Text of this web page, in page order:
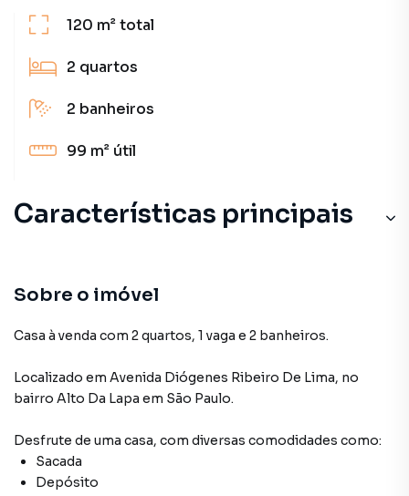
120 m²total
2 quartos
2 banheiros
99 m² útil
Características principais
Sobre o imóvel
Casa à venda com 2 quartos, 1 vaga e 2 banheiros.
Localizado em Avenida Diógenes Ribeiro De Lima, no
bairro Alto Da Lapa em São Paulo.
Desfrute de uma casa, com diversas comodidades como:
Sacada
Depósito